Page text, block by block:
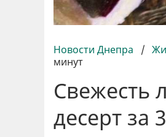
Новости Днепра /
минут
Свежесть
десерт за